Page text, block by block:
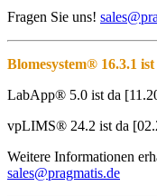
Fragen Sie uns!
Blomesystem® 16.3.1
LabApp® 5.0 ist da
vpLIMS® 24.2 ist da
Weitere Informationen
sales@pragmatis.de